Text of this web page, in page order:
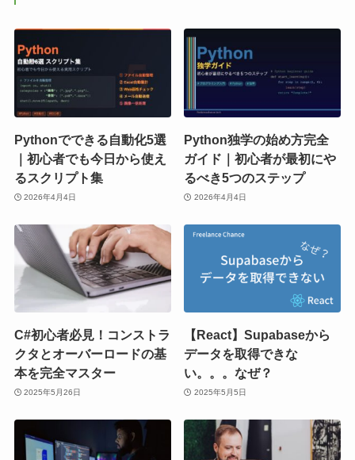
Pythonでできる自動化5選
｜初心者でも今日から使え
るスクリプト集
2026年4月4日
Python独学の始め方完全
ガイド｜初心者が最初にや
るべき5つのステップ
2026年4月4日
C#初心者必見！コンストラ
クタとオーバーロードの基
本を完全マスター
2025年5月26日
【React】Supabaseから
データを取得できな
い。。。なぜ？
2025年5月5日